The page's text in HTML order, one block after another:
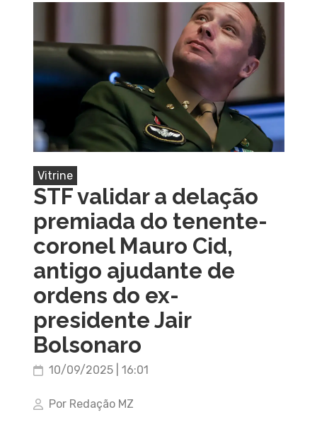
Vitrine
STF validar a delação
premiada do tenente-
coronel Mauro Cid,
antigo ajudante de
ordens do ex-
presidente Jair
Bolsonaro
10/09/2025 | 16:01
Por Redação MZ